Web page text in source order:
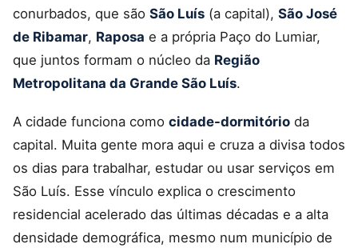
conurbados, que são São Luís (a capital), São José
de Ribamar, Raposa e a própria Paço do Lumiar,
que juntos formam o núcleo da Região
Metropolitana da Grande São Luís.
A cidade funciona como cidade-dormitório da
capital. Muita gente mora aqui e cruza a divisa todos
os dias para trabalhar, estudar ou usar serviços em
São Luís. Esse vínculo explica o crescimento
residencial acelerado das últimas décadas e a alta
densidade demográfica, mesmo num município de